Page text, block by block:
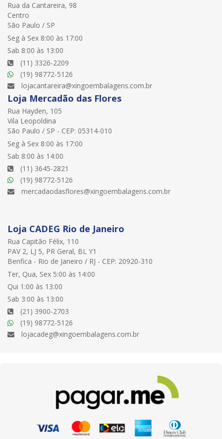
Rua da Cantareira, 98
Centro
São Paulo / SP
Seg à Sex 8:00 às 17:00
Sab 8:00 às 13:00
(11) 3326-2209
(19) 98772-5126
lojacantareira@xingoembalagens.com.br
Loja Mercadão das Flores
Rua Hayden, 105
Vila Leopoldina
São Paulo / SP - CEP: 05314-010
Seg à Sex 8:00 às 17:00
Sab 8:00 às 14:00
(11) 3645-2821
(19) 98772-5126
mercadaodasflores@xingoembalagens.com.br
Loja CADEG Rio de Janeiro
Rua Capitão Félix, 110
PAV 2, LJ 5, PR Geral, BL Y1
Benfica - Rio de Janeiro / RJ - CEP: 20920-310
Ter, Qua, Sex 5:00 às 14:00
Qui 1:00 às 13:00
Sab 3:00 às 13:00
(21) 3900-2703
(19) 98772-5126
lojacadeg@xingoembalagens.com.br